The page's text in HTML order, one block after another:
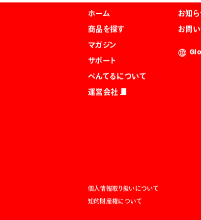
ホーム
商品を探す
マガジン
サポート
ぺんてるについて
運営会社
お知ら
お問
個人情報取り扱いについて
知的財産権について